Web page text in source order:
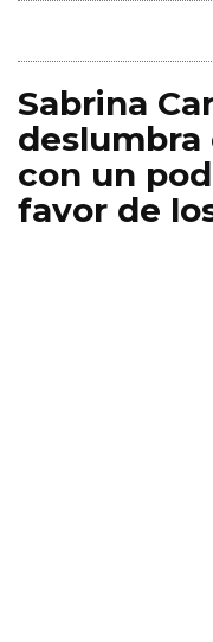
Sabrina
deslumbra
con un
favor de